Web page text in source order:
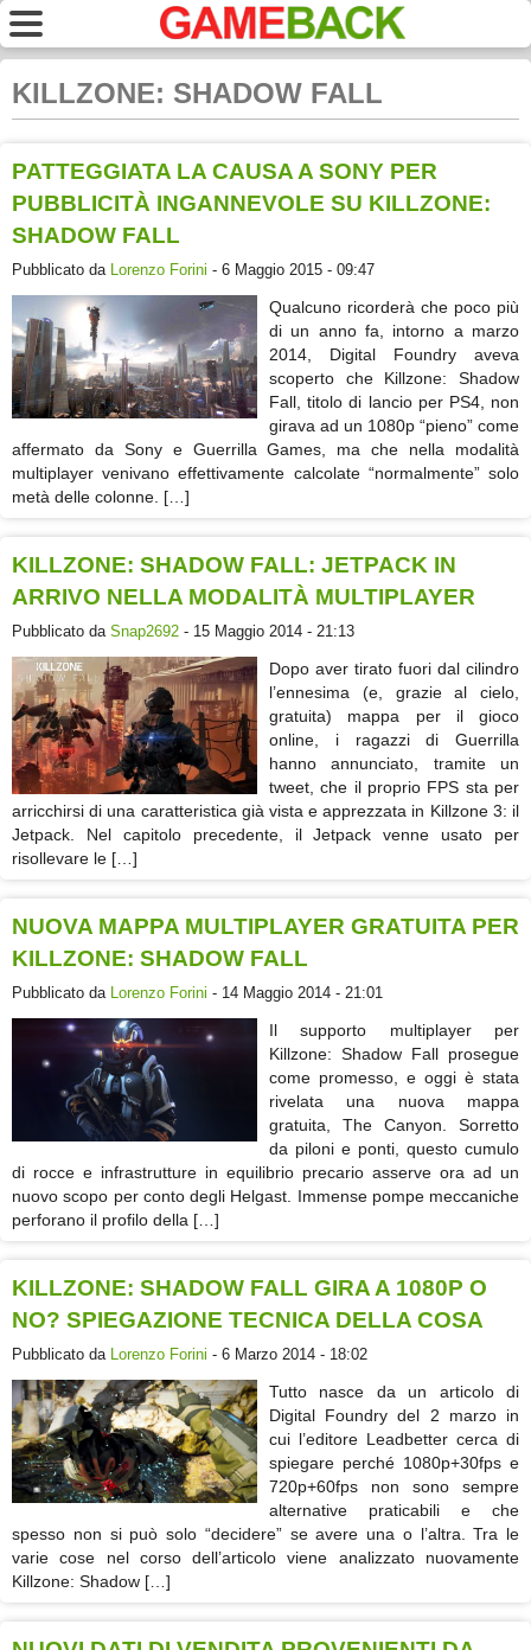
KILLZONE: SHADOW FALL
PATTEGGIATA LA CAUSA A SONY PER
PUBBLICITÀ INGANNEVOLE SU KILLZONE:
SHADOW FALL
Pubblicato da Lorenzo Forini - 6 Maggio 2015 - 09:47
Qualcuno ricorderà che poco più
di un anno fa, intorno a marzo
2014, Digital Foundry aveva
scoperto che Killzone: Shadow
Fall, titolo di lancio per PS4, non
girava ad un 1080p “pieno” come
affermato da Sony e Guerrilla Games, ma che nella modalità
multiplayer venivano effettivamente calcolate “normalmente” solo
metà delle colonne. […]
KILLZONE: SHADOW FALL: JETPACK IN
ARRIVO NELLA MODALITÀ MULTIPLAYER
Pubblicato da Snap2692 - 15 Maggio 2014 - 21:13
Dopo aver tirato fuori dal cilindro
l’ennesima (e, grazie al cielo,
gratuita) mappa per il gioco
online, i ragazzi di Guerrilla
hanno annunciato, tramite un
tweet, che il proprio FPS sta per
arricchirsi di una caratteristica già vista e apprezzata in Killzone 3: il
Jetpack. Nel capitolo precedente, il Jetpack venne usato per
risollevare le […]
NUOVA MAPPA MULTIPLAYER GRATUITA PER
KILLZONE: SHADOW FALL
Pubblicato da Lorenzo Forini - 14 Maggio 2014 - 21:01
Il supporto multiplayer per
Killzone: Shadow Fall prosegue
come promesso, e oggi è stata
rivelata una nuova mappa
gratuita, The Canyon. Sorretto
da piloni e ponti, questo cumulo
di rocce e infrastrutture in equilibrio precario asserve ora ad un
nuovo scopo per conto degli Helgast. Immense pompe meccaniche
perforano il profilo della […]
KILLZONE: SHADOW FALL GIRA A 1080P O
NO? SPIEGAZIONE TECNICA DELLA COSA
Pubblicato da Lorenzo Forini - 6 Marzo 2014 - 18:02
Tutto nasce da un articolo di
Digital Foundry del 2 marzo in
cui l’editore Leadbetter cerca di
spiegare perché 1080p+30fps e
720p+60fps non sono sempre
alternative praticabili e che
spesso non si può solo “decidere” se avere una o l’altra. Tra le
varie cose nel corso dell’articolo viene analizzato nuovamente
Killzone: Shadow […]